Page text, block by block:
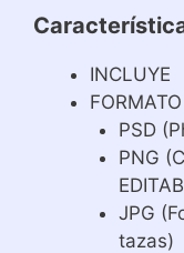
INCLUYE
FORMATO
PSD
PNG
JPG
tazas)